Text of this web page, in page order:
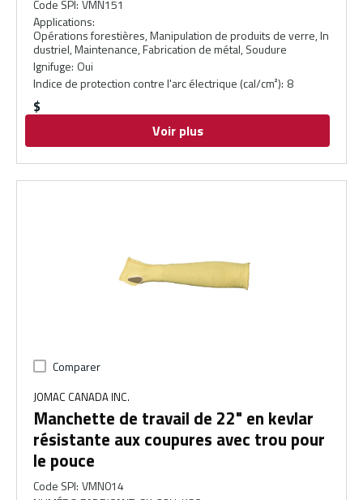
Code SPI: VMN151
Applications:
Opérations forestières, Manipulation de produits de verre, In
dustriel, Maintenance, Fabrication de métal, Soudure
Ignifuge: Oui
Indice de protection contre l'arc électrique (cal/cm²): 8
$
Voir plus
Comparer
JOMAC CANADA INC.
Manchette de travail de 22" en kevlar
résistante aux coupures avec trou pour
le pouce
Code SPI: VMN014